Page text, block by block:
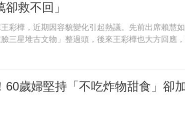
救不回」
彩樺，近期因容貌變化引起熱議。先前出席賴慧
三星堆古文物」整過頭，後來王彩樺也大方回應
60歲婦堅持「不吃炸物甜食」卻